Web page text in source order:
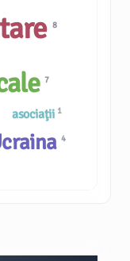
asociaţii 1
4
8
7